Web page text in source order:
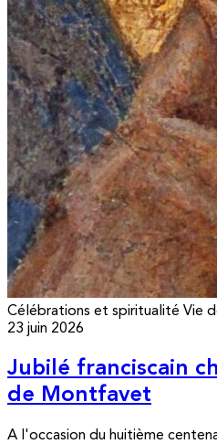
Célébrations et spiritualité Vie
23 juin 2026
Jubilé franciscain
de Montfavet
A l'occasion du huitième